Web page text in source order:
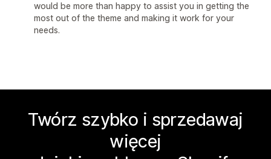
would be more than happy to assist you in getting the
most out of the theme and making it work for your
needs.
Twórz szybko i sprzedawaj
więcej